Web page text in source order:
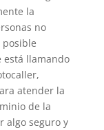
la
no
posible
está llamando
atender la
de la
algo seguro y